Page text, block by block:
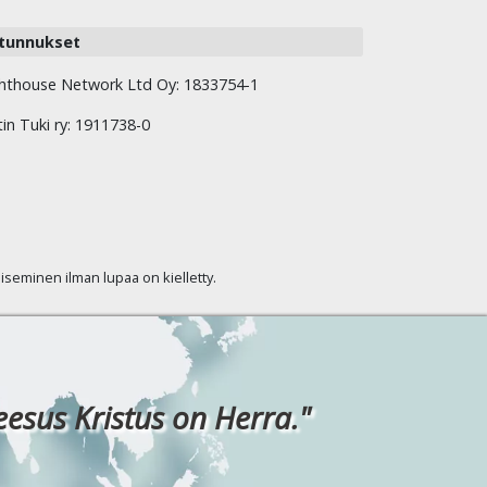
Network Ltd Oy: 1833754-1
Tuki ry: 1911738-0
ilman lupaa on kielletty.
Kristus on Herra."